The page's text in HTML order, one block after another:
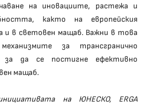
на иновациите, растежа и
както на европейския
и в световен мащаб. Важни в това
за трансгранично
за да се постигне ефективно
мащаб.
на ЮНЕСКО, ERGA